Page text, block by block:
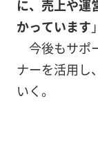
に、売上や運
かっています
今後もサポ
ナーを活用し
いく。